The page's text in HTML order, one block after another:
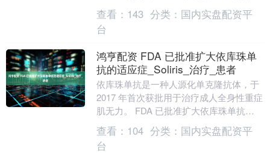
成交额2.58亿元。 6....
查看： 143 分类： 国内实盘配资平
台
鸿亨配资 FDA 已批准扩大依库珠单
抗的适应症_Soliris_治疗_患者
依库珠单抗是一种人源化单克隆抗体，于
2017 年首次获批用于治疗成人全身性重症
肌无力。 FDA 已批准扩大依库珠单抗
(Soliris；Alexion，阿斯利....
查看： 104 分类： 国内实盘配资平
台